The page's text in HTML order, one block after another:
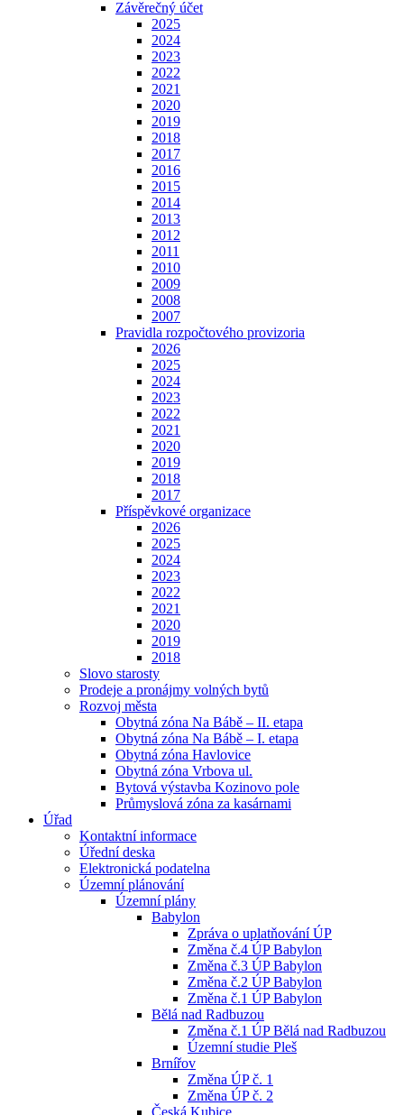
Závěrečný účet
2025
2024
2023
2022
2021
2020
2019
2018
2017
2016
2015
2014
2013
2012
2011
2010
2009
2008
2007
Pravidla rozpočtového provizoria
2026
2025
2024
2023
2022
2021
2020
2019
2018
2017
Příspěvkové organizace
2026
2025
2024
2023
2022
2021
2020
2019
2018
Slovo starosty
Prodeje a pronájmy volných bytů
Rozvoj města
Obytná zóna Na Bábě – II. etapa
Obytná zóna Na Bábě – I. etapa
Obytná zóna Havlovice
Obytná zóna Vrbova ul.
Bytová výstavba Kozinovo pole
Průmyslová zóna za kasárnami
Úřad
Kontaktní informace
Úřední deska
Elektronická podatelna
Územní plánování
Územní plány
Babylon
Zpráva o uplatňování ÚP
Změna č.4 ÚP Babylon
Změna č.3 ÚP Babylon
Změna č.2 ÚP Babylon
Změna č.1 ÚP Babylon
Bělá nad Radbuzou
Změna č.1 ÚP Bělá nad Radbuzou
Územní studie Pleš
Brnířov
Změna ÚP č. 1
Změna ÚP č. 2
Česká Kubice